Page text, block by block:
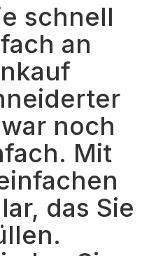
schnell
an
noch
Mit
das Sie